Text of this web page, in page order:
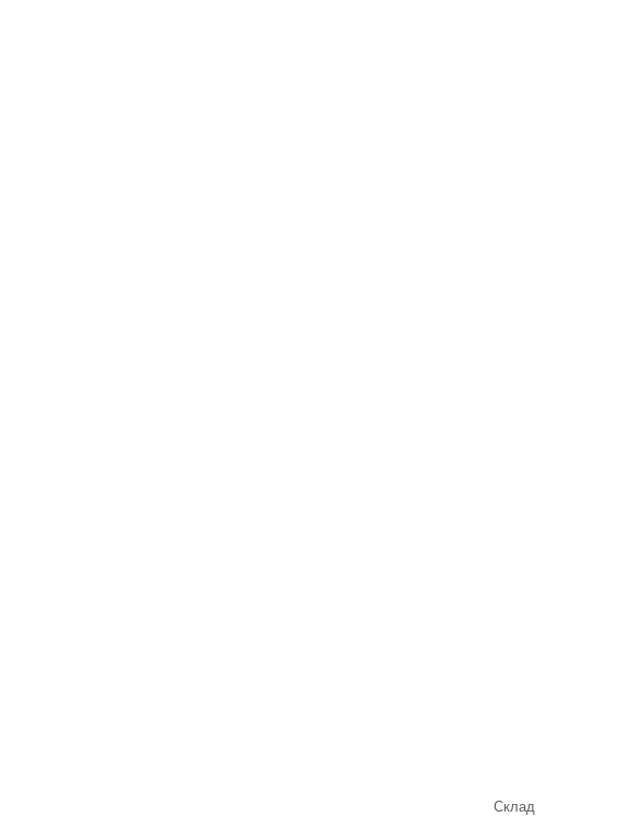
Склад